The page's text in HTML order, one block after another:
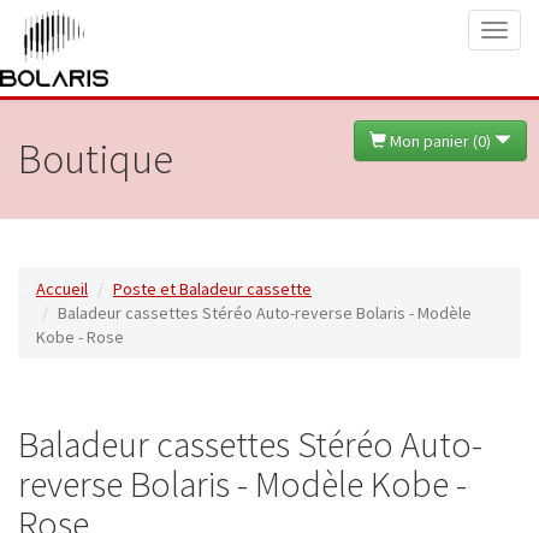
Mon panier (0)
Boutique
Accueil
Poste et Baladeur cassette
Baladeur cassettes Stéréo Auto-reverse Bolaris - Modèle
Kobe - Rose
Baladeur cassettes Stéréo Auto-
reverse Bolaris - Modèle Kobe -
Rose